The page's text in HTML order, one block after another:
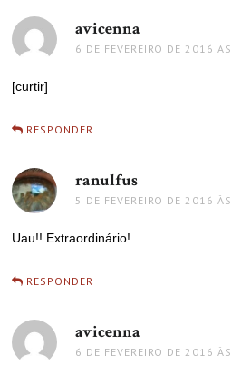
avicenna
6 DE FEVEREIRO DE 2016
[curtir]
RESPONDER
ranulfus
5 DE FEVEREIRO DE 2016
Uau!! Extraordinário!
RESPONDER
avicenna
6 DE FEVEREIRO DE 2016